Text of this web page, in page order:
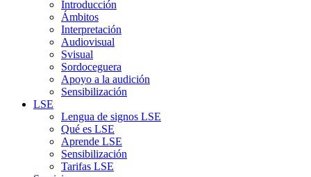
Introducción
Ámbitos
Interpretación
Audiovisual
Svisual
Sordoceguera
Apoyo a la audición
Sensibilización
LSE
Lengua de signos LSE
Qué es LSE
Aprende LSE
Sensibilización
Tarifas LSE